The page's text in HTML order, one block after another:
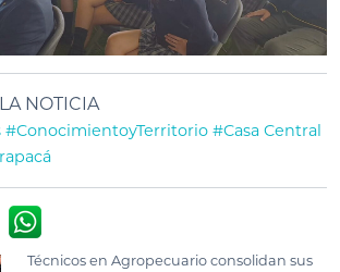
NOTICIA
#ConocimientoyTerritorio #Casa Central
Técnicos en Agropecuario consolidan sus